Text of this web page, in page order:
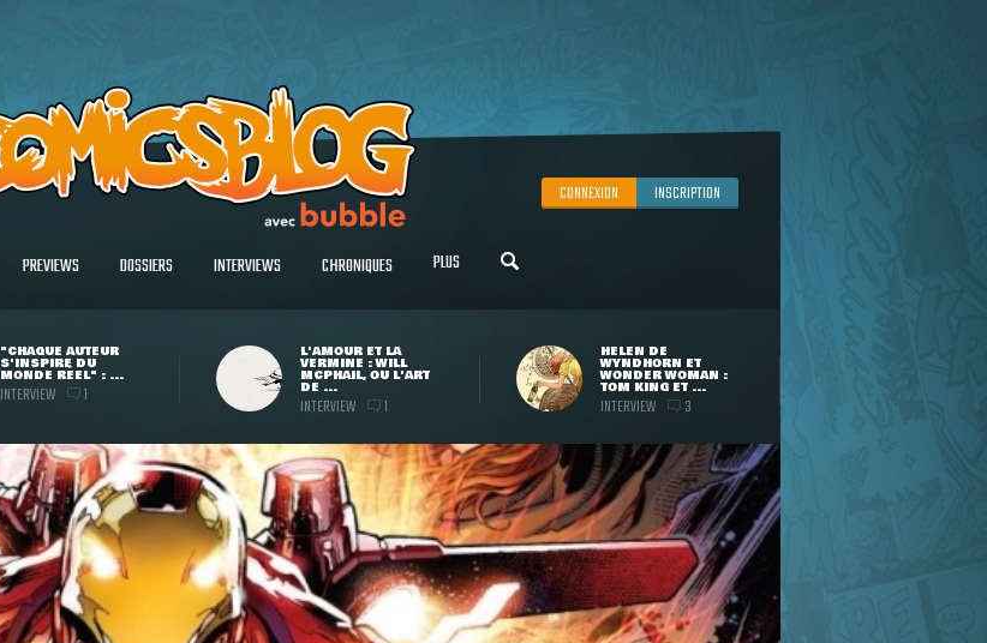
CONNEXION INSCRIPTION
PREVIEWS DOSSIERS INTERVIEWS CHRONIQUES PLUS
"CHAQUE AUTEUR
S'INSPIRE DU
MONDE RÉEL" : ...
INTERVIEW 1
L'AMOUR ET LA
VERMINE : WILL
MCPHAIL, OU L'ART
DE ...
INTERVIEW 1
HELEN DE
WYNDHORN ET
WONDER WOMAN :
TOM KING ET ...
INTERVIEW 3